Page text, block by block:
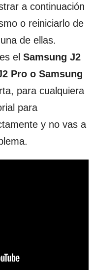
a continuación
o reiniciarlo de
de ellas.
el Samsung J2
Pro o Samsung
para cualquiera
para
y no vas a